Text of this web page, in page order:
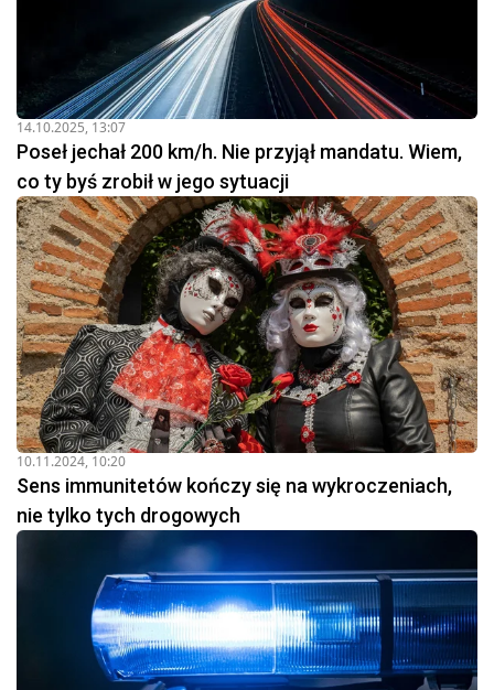
14.10.2025, 13:07
Poseł jechał 200 km/h. Nie przyjął mandatu. Wiem,
co ty byś zrobił w jego sytuacji
10.11.2024, 10:20
Sens immunitetów kończy się na wykroczeniach,
nie tylko tych drogowych